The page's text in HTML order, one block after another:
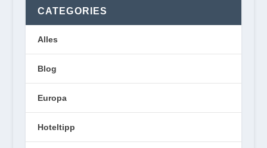
CATEGORIES
Alles
Blog
Europa
Hoteltipp